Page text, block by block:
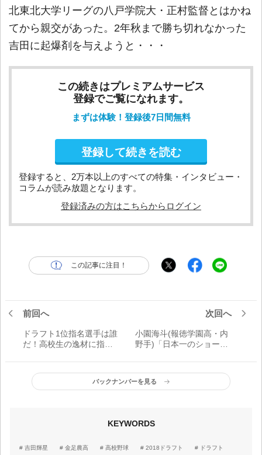
北東北大学リーグの八戸学院大・正村監督とはかね
てから親交があった。2年秋まで勝ち切れなかった
吉田に起爆剤を与えようと・・・
この続きはプレミアムサービス
登録でご覧になれます。
まずは体験！登録後7日間無料
登録して続きを読む
登録すると、2万本以上のすべての特集・インタビュー・
コラムが読み放題となります。
登録済みの方はこちらからログイン
この記事に注目！
前回へ
ドラフト1位指名選手は誰
だ！高校生の逸材に指名
最後の大予想 セ・リー
グ編
次回へ
小園海斗(報徳学園高・内
野手)「日本一のショー
イン。 「プロの世界で
も、カベにぶつかること
はある。そのときのため
バックナンバーを見る
KEYWORDS
吉田輝星 金足農高 高校野球 2018ドラフト
ドラフト